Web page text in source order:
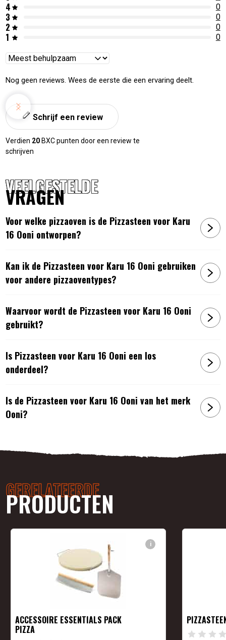
4 0
3 0
2 0
1 0
Reviews
Nog geen reviews. Wees de eerste die een ervaring deelt.
Schrijf een review
Verdien 20 BXC punten door een review te
schrijven
VEELGESTELDE
VRAGEN
Voor welke pizzaoven is de Pizzasteen voor Karu
16 Ooni ontworpen?
Kan ik de Pizzasteen voor Karu 16 Ooni gebruiken
voor andere pizzaoventypes?
Waarvoor wordt de Pizzasteen voor Karu 16 Ooni
gebruikt?
Is Pizzasteen voor Karu 16 Ooni een los
onderdeel?
Is de Pizzasteen voor Karu 16 Ooni van het merk
Ooni?
GERELATEERDE
PRODUCTEN
i
ACCESSOIRE ESSENTIALS PACK
PIZZA